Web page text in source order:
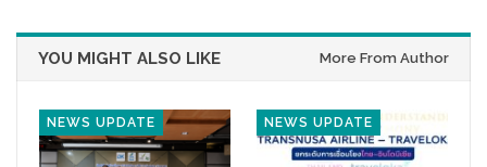
YOU MIGHT ALSO LIKE More From Author
NEWS UPDATE NEWS UPDATE